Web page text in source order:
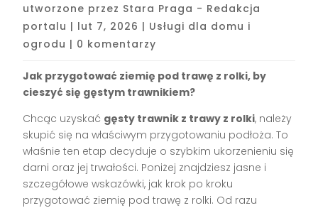
utworzone przez Stara Praga - Redakcja
portalu | lut 7, 2026 | Usługi dla domu i
ogrodu | 0 komentarzy
Jak przygotować ziemię pod trawę z rolki, by
cieszyć się gęstym trawnikiem?
Chcąc uzyskać gęsty trawnik z trawy z rolki, należy
skupić się na właściwym przygotowaniu podłoża. To
właśnie ten etap decyduje o szybkim ukorzenieniu się
darni oraz jej trwałości. Poniżej znajdziesz jasne i
szczegółowe wskazówki, jak krok po kroku
przygotować ziemię pod trawę z rolki. Od razu